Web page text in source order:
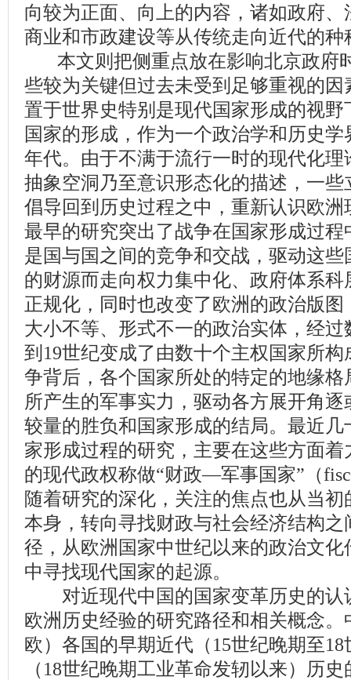
向较为正面、向上的内容，诸如政府
商业和市政建设等从传统走向近代的种
本文则把侧重点放在影响北京政府
些较为关键但过去未受到足够重视的
置于世界史特别是现代国家形成的视
国家的形成，作为一个政治学和历史学
年代。由于不满于流行一时的现代化
抽象空洞乃至意识形态化的描述，一
倡导回到历史过程之中，重新认识欧
最早的研究突出了战争在国家形成过
是国与国之间的竞争和交战，驱动这
的财源而走向权力集中化、政府体系
正规化，同时也改变了欧洲的政治版
大小不等、形式不一的政治实体，经
到19世纪变成了由数十个主权国家所
争背后，各个国家所处的特定的地缘
所产生的军事实力，驱动各方展开角
较量的胜负和国家形成的结局。最近
家形成过程的研究，主要在这些方面
的现代政权称做“财政—军事国家”（
随着研究的深化，关注的焦点也从当
本身，转向寻找财政与社会经济结构
径，从欧洲国家中世纪以来的政治文
中寻找现代国家的起源。
对近现代中国的国家变革历史的认
欧洲历史经验的研究路径和相关概念
欧）各国的早期近代（15世纪晚期至
（18世纪晚期工业革命发轫以来）历